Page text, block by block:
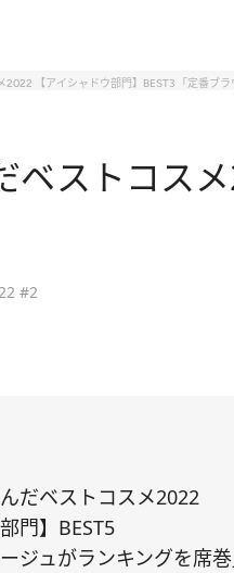
【アイシャドウ部門】BEST3 「定番ブラ
ベストコス
#2
だベストコスメ2022
門】BEST5
ジュがランキングを席巻